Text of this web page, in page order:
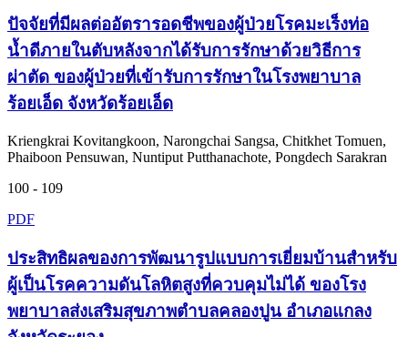
ปัจจัยที่มีผลต่ออัตรารอดชีพของผู้ป่วยโรคมะเร็งท่อ
น้ำดีภายในตับหลังจากได้รับการรักษาด้วยวิธีการ
ผ่าตัด ของผู้ป่วยที่เข้ารับการรักษาในโรงพยาบาล
ร้อยเอ็ด จังหวัดร้อยเอ็ด
Kriengkrai Kovitangkoon, Narongchai Sangsa, Chitkhet Tomuen,
Phaiboon Pensuwan, Nuntiput Putthanachote, Pongdech Sarakran
100 - 109
PDF
ประสิทธิผลของการพัฒนารูปแบบการเยี่ยมบ้านสำหรับ
ผู้เป็นโรคความดันโลหิตสูงที่ควบคุมไม่ได้ ของโรง
พยาบาลส่งเสริมสุขภาพตำบลคลองปูน อำเภอแกลง